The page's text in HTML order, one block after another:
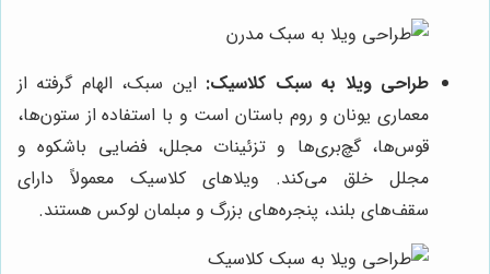
طراحی ویلا به سبک کلاسیک: این سبک، الهام گرفته از
معماری یونان و روم باستان است و با استفاده از ستون‌ها،
قوس‌ها، گچ‌بری‌ها و تزئینات مجلل، فضایی باشکوه و
مجلل خلق می‌کند. ویلاهای کلاسیک معمولاً دارای
سقف‌های بلند، پنجره‌های بزرگ و مبلمان لوکس هستند.